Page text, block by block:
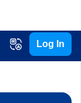
Log In